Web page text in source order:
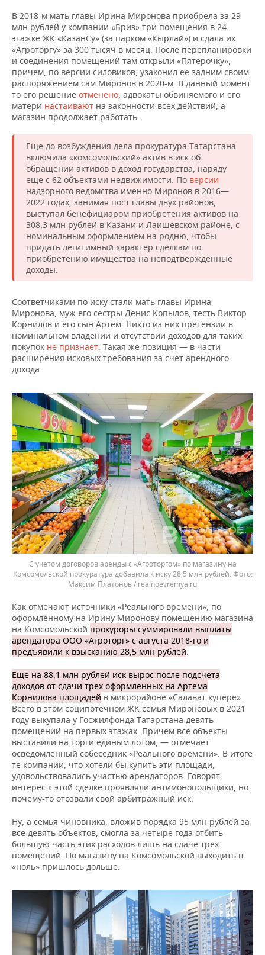
В 2018-м мать главы Ирина Миронова приобрела за 29
млн рублей у компании «Бриз» три помещения в 24-
этажке ЖК «КазанСу» (за парком «Кырлай») и сдала их
«Агроторгу» за 300 тысяч в месяц. После перепланировки
и соединения помещений там открыли «Пятерочку»,
причем, по версии силовиков, узаконил ее задним своим
распоряжением сам Миронов в 2020-м. В данный момент
то его решение отменено, адвокаты обвиняемого и его
матери настаивают на законности всех действий, а
магазин продолжает работать.
Еще до возбуждения дела прокуратура Татарстана
включила «комсомольский» актив в иск об
обращении активов в доход государства, наряду
еще с 62 объектами недвижимости. По версии
надзорного ведомства именно Миронов в 2016—
2022 годах, занимая пост главы двух районов,
выступал бенефициаром приобретения активов на
308,3 млн рублей в Казани и Лаишевском районе, с
номинальным оформлением на родню, чтобы
придать легитимный характер сделкам по
приобретению имущества на неподтвержденные
доходы.
Соответчиками по иску стали мать главы Ирина
Миронова, муж его сестры Денис Копылов, тесть Виктор
Корнилов и его сын Артем. Никто из них претензии в
номинальном владении и отсутствии доходов для таких
покупок не признает. Такая же позиция — в части
расширения исковых требования за счет арендного
дохода.
С учетом договоров аренды с «Агроторгом» по магазину на
Комсомольской прокуратура добавила к иску 28,5 млн рублей.
Максим Платонов / realnoevremya.ru
Как отмечают источники «Реального времени», по
оформленному на Ирину Миронову помещению магазина
на Комсомольской прокуроры суммировали выплаты
арендатора ООО «Агроторг» с августа 2018-го и
предъявили к взысканию 28,5 млн рублей.
Еще на 88,1 млн рублей иск вырос после подсчета
доходов от сдачи трех оформленных на Артема
Корнилова площадей в микрорайоне «Салават купере».
Всего в этом соципотечном ЖК семья Мироновых в 2021
году выкупала у Госжилфонда Татарстана девять
помещений на первых этажах. Причем все объекты
выставили на торги единым лотом, — отмечает
осведомленный собеседник «Реального времени». В итоге
те компании, что хотели бы купить эти площади,
удовольствовались участью арендаторов. Говорят,
интерес к этой сделке проявляли антимонопольщики, но
почему-то отозвали свой арбитражный иск.
Ну, а семья чиновника, вложив порядка 95 млн рублей за
все девять объектов, смогла за четыре года отбить
большую часть этих расходов лишь на сдаче трех
помещений. По магазину на Комсомольской выходить в
«ноль» пришлось дольше.